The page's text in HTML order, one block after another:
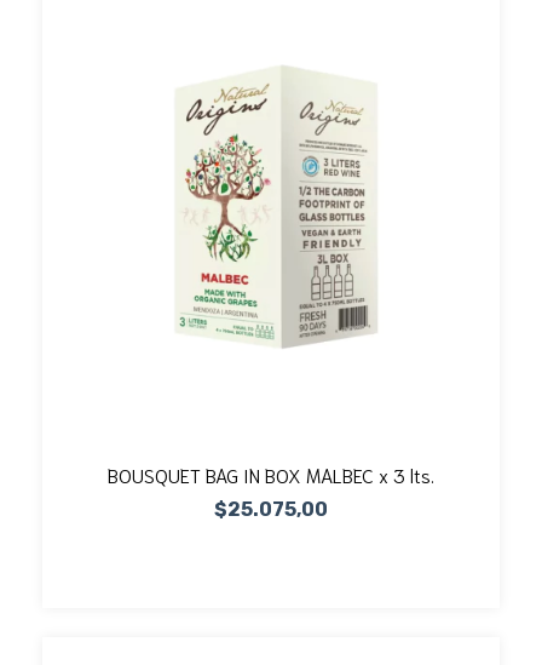
BOUSQUET BAG IN BOX MALBEC x 3 lts.
$25.075,00